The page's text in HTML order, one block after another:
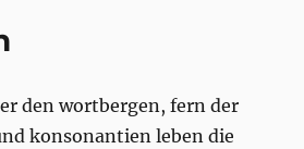
den wortbergen, fern der
konsonantien leben die